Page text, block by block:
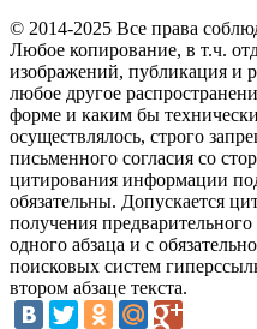
© 2014-2025 Все права
Любое копирование, в т.ч.
изображений, публикация и
любое другое
форме и каким бы
осуществлялось, строго
письменного согласия со
цитирования информации
обязательны. Допускается
получения
одного абзаца и с
поисковых систем
втором абзаце текста.